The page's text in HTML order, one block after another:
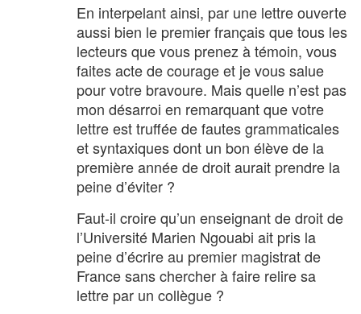
En interpelant ainsi, par une lettre ouverte
aussi bien le premier français que tous les
lecteurs que vous prenez à témoin, vous
faites acte de courage et je vous salue
pour votre bravoure. Mais quelle n’est pas
mon désarroi en remarquant que votre
lettre est truffée de fautes grammaticales
et syntaxiques dont un bon élève de la
première année de droit aurait prendre la
peine d’éviter ?
Faut-il croire qu’un enseignant de droit de
l’Université Marien Ngouabi ait pris la
peine d’écrire au premier magistrat de
France sans chercher à faire relire sa
lettre par un collègue ?